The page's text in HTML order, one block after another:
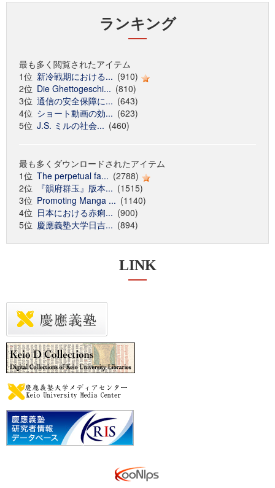
ランキング
最も多く閲覧されたアイテム
1位 新冷戦期における... (910)
2位 Die Ghettogeschi... (810)
3位 通信の安全保障に... (643)
4位 ショート動画の効... (623)
5位 J.S. ミルの社会... (460)
最も多くダウンロードされたアイテム
1位 The perpetual fa... (2788)
2位
『韻府群玉』版本... (1515)
3位 Promoting Manga ... (1140)
4位 日本における赤痢... (900)
5位 慶應義塾大学日吉... (894)
LINK